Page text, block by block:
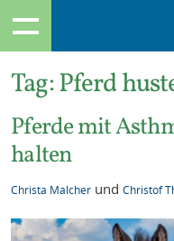
Tag:Pferd
Pferde mit
halten
Christa Malcher undChristof